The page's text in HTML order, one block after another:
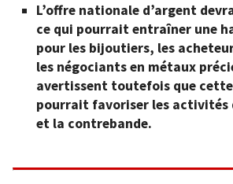
L’offre nationale d’argent
ce qui pourrait entraîner une
pour les bijoutiers, les
les négociants en métaux
avertissent toutefois que
pourrait favoriser les activités
et la contrebande.